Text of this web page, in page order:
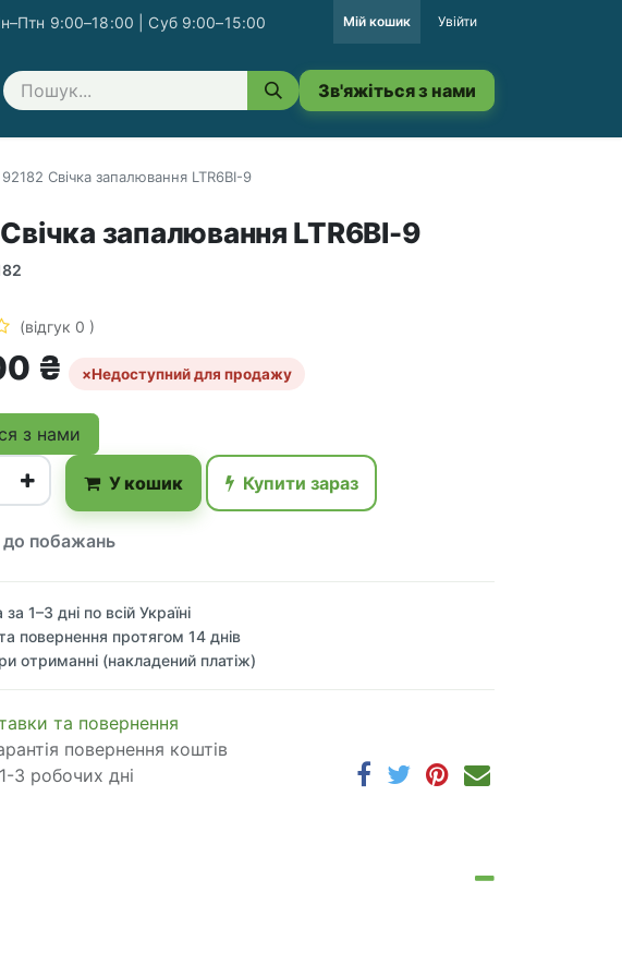
9:00–18:00 | Суб 9:00–15:00 Мій кошик Увійти
Зв'яжіться з нами
92182 Свічка запалювання LTR6BI-9
запалювання LTR6BI-9
(відгук 0 )
₴ ×Недоступний для продажу
з нами
У кошик Купити зараз
побажань
1–3 дні по всій Україні
повернення протягом 14 днів
отриманні (накладений платіж)
​т​а​ по​в​е​р​н​е​н​н​я
повернення коштів
3 робочих дні